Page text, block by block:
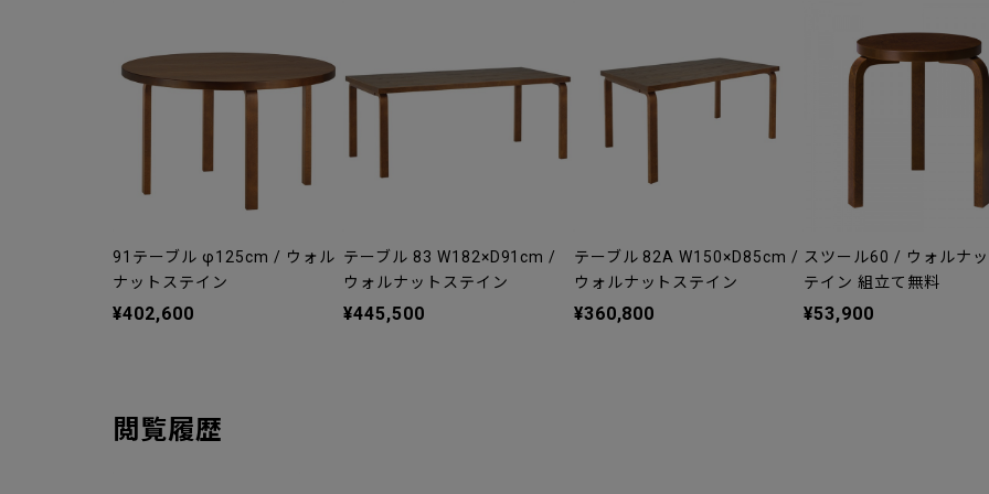
91テーブル φ125cm / ウォル
ナットステイン
¥402,600
テーブル 83 W182×D91cm /
ウォルナットステイン
¥445,500
テーブル 82A W150×D85cm /
ウォルナットステイン
¥360,800
スツール60 / ウォルナ
テイン 組立て無料
¥53,900
閲覧履歴